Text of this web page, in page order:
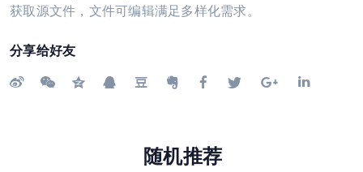
获取源文件，文件可编辑满足多样化需求。
分享给好友
随机推荐